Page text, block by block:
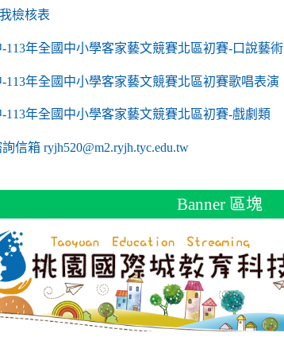
a/m2.ryjh.tyc.edu.tw/ryjh011/
檢核表
a/m2.ryjh.tyc.edu.tw/ryjh011/
NoExamImitate_TL/NoExamImitate/
113年全國中小學客家藝文競賽北區初賽-口說藝術
NoExamImitate_TL/NoExamImitate/
113年全國中小學客家藝文競賽北區初賽歌唱表演
NoExamImitate_TL/NoExamImitate/
113年全國中小學客家藝文競賽北區初賽-戲劇類
NoExamImitate_TL/NoExamImitate/
信箱 ryjh520@m2.ryjh.tyc.edu.tw
Banner 區塊